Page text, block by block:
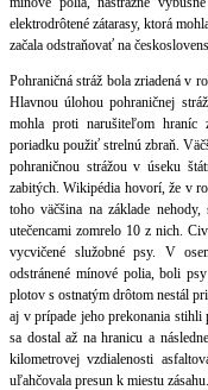
elektrodrôtené zátarasy, ktorá
začala odstraňovať na
Pohraničná stráž bola zriadená v
Hlavnou úlohou pohraničnej
mohla proti narušiteľom hraníc
poriadku použiť strelnú zbraň.
pohraničnou strážou v úseku
zabitých. Wikipédia hovorí, že v
toho väčšina na základe
utečencami zomrelo 10 z nich.
vycvičené služobné psy. V
odstránené mínové polia, boli
plotov s ostnatým drôtom nestál
aj v prípade jeho prekonania
sa dostal až na hranicu a
kilometrovej vzdialenosti
uľahčovala presun k miestu zásahu.